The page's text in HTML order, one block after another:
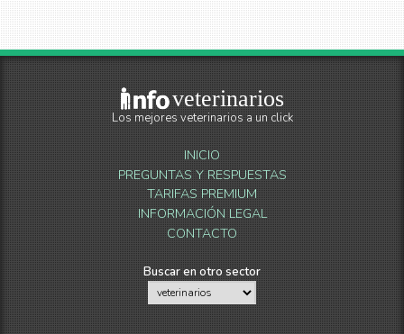
veterinarios
Los mejores veterinarios a un click
INICIO
PREGUNTAS Y RESPUESTAS
TARIFAS PREMIUM
INFORMACIÓN LEGAL
CONTACTO
Buscar en otro sector